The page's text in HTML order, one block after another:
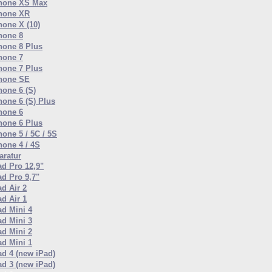
XS Max
XR
X (10)
8
8 Plus
7
7 Plus
SE
6 (S)
6 (S) Plus
6
6 Plus
5 / 5C / 5S
4 / 4S
Pro 12,9"
Pro 9,7"
Air 2
Air 1
Mini 4
Mini 3
Mini 2
Mini 1
4 (new iPad)
3 (new iPad)